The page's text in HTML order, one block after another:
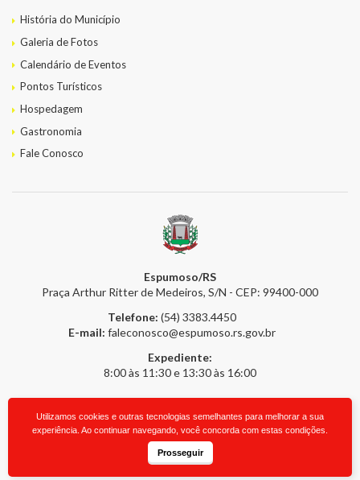
História do Município
Galeria de Fotos
Calendário de Eventos
Pontos Turísticos
Hospedagem
Gastronomia
Fale Conosco
Espumoso/RS
Praça Arthur Ritter de Medeiros, S/N - CEP: 99400-000
Telefone: (54) 3383.4450
E-mail: faleconosco@espumoso.rs.gov.br
Expediente:
8:00 às 11:30 e 13:30 às 16:00
2026 © Prefeitura Online- Todos os direitos reservados. upside.cc
Utilizamos cookies e outras tecnologias semelhantes para melhorar a sua
experiência. Ao continuar navegando, você concorda com estas condições.
Prosseguir